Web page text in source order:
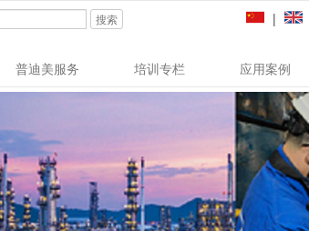
搜索 |
普迪美服务 培训专栏 应用案例